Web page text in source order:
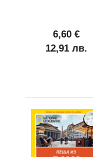
6,60 €
12,91 лв.